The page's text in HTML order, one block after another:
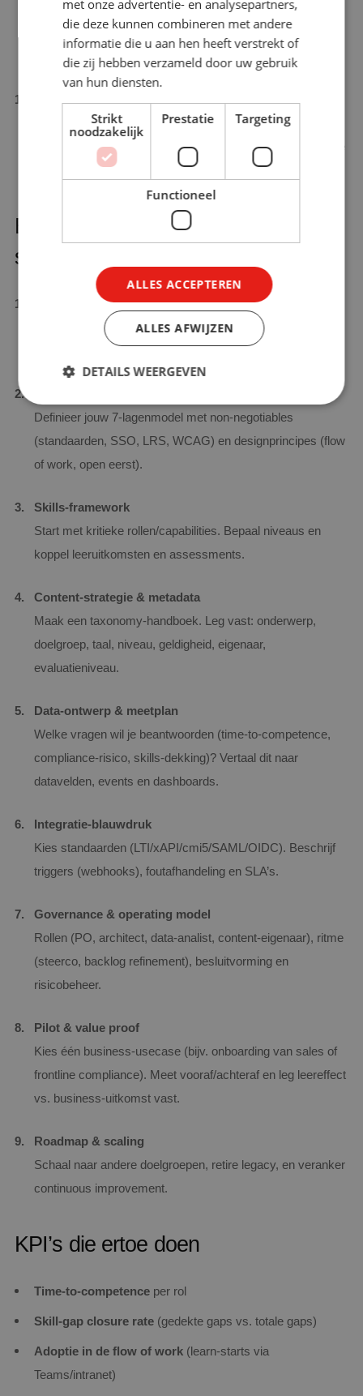
Dubbelingen, veroudering, geen “single source of truth”.
Oplossing:content lifecycle met review‑data, archivering
en kwaliteitscriteria.
Integraties worden rechtstreeks in productie getest.
houd DEV/ACC/PRD gescheiden en automate
regressietests voor leerflows.
Een pragmatische aanpak in 9
stappen
Inventarisatie & heatmap
Breng tools, integraties, contracten, datastromen, licenties
en risico’s in kaart. Visualiseer overlap en hiaten.
Definieer jouw 7‑lagenmodel met non‑negotiables
(standaarden, SSO, LRS, WCAG) en designprincipes (flow
of work, open eerst).
Skills‑framework
Start met kritieke rollen/capabilities. Bepaal niveaus en
koppel leeruitkomsten en assessments.
Content‑strategie & metadata
Maak een taxonomy‑handboek. Leg vast: onderwerp,
doelgroep, taal, niveau, geldigheid, eigenaar,
evaluatieniveau.
Data‑ontwerp & meetplan
Welke vragen wil je beantwoorden (time‑to‑competence,
compliance‑risico, skills‑dekking)? Vertaal dit naar
datavelden, events en dashboards.
Integratie‑blauwdruk
Kies standaarden (LTI/xAPI/cmi5/SAML/OIDC). Beschrijf
triggers (webhooks), foutafhandeling en SLA’s.
Governance & operating model
Rollen (PO, architect, data‑analist, content‑eigenaar), ritme
(steerco, backlog refinement), besluitvorming en
risicobeheer.
Pilot & value proof
Kies één business‑usecase (bijv. onboarding van sales of
frontline compliance). Meet vooraf/achteraf en leg leereffect
vs. business‑uitkomst vast.
Roadmap & scaling
Schaal naar andere doelgroepen, retire legacy, en veranker
continuous improvement.
KPI’s die ertoe doen
Time‑to‑competence per rol
Skill‑gap closure rate (gedekte gaps vs. totale gaps)
Adoptie in de flow of work (learn‑starts via
Teams/intranet)
met onze advertentie- en analysepartners,
die deze kunnen combineren met andere
informatie die u aan hen heeft verstrekt of
die zij hebben verzameld door uw gebruik
van hun diensten.
Strikt
noodzakelijk
Prestatie Targeting
Functioneel
ALLES ACCEPTEREN
ALLES AFWIJZEN
DETAILS WEERGEVEN